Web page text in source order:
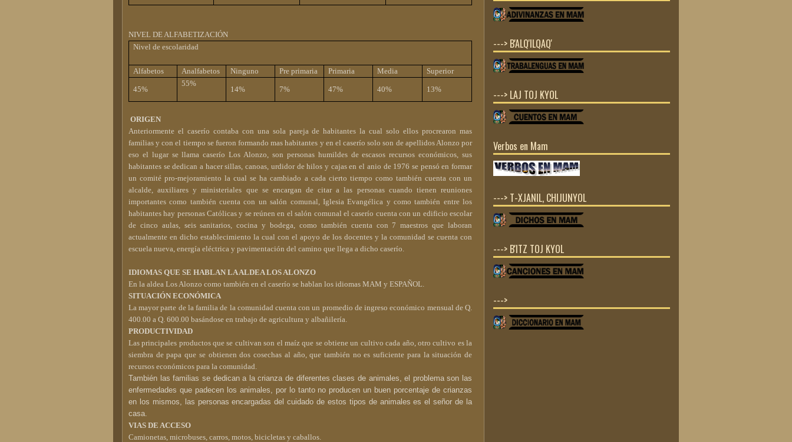
NIVEL DE ALFABETIZACIÓN
Nivel de escolaridad
Alfabetos Analfabetos Ninguno Pre primaria Primaria Media Superior
45%
55%
14% 7% 47% 40% 13%
ORIGEN
Anteriormente el caserío contaba con una sola pareja de habitantes la cual solo ellos procrearon mas
familias y con el tiempo se fueron formando mas habitantes y en el caserío solo son de apellidos Alonzo por
eso el lugar se llama caserío Los Alonzo, son personas humildes de escasos recursos económicos, sus
habitantes se dedican a hacer sillas, canoas, urdidor de hilos y cajas en el anio de 1976 se pensó en formar
un comité pro-mejoramiento la cual se ha cambiado a cada cierto tiempo como también cuenta con un
alcalde, auxiliares y ministeriales que se encargan de citar a las personas cuando tienen reuniones
importantes como también cuenta con un salón comunal, Iglesia Evangélica y como también entre los
habitantes hay personas Católicas y se reúnen en el salón comunal el caserío cuenta con un edificio escolar
de cinco aulas, seis sanitarios, cocina y bodega, como también cuenta con 7 maestros que laboran
actualmente en dicho establecimiento la cual con el apoyo de los docentes y la comunidad se cuenta con
escuela nueva, energía eléctrica y pavimentación del camino que llega a dicho caserío.
IDIOMAS QUE SE HABLAN LA ALDEA LOS ALONZO
En la aldea Los Alonzo como también en el caserío se hablan los idiomas MAM y ESPAÑOL.
SITUACIÓN ECONÓMICA
La mayor parte de la familia de la comunidad cuenta con un promedio de ingreso económico mensual de Q.
400.00 a Q. 600.00 basándose en trabajo de agricultura y albañilería.
PRODUCTIVIDAD
Las principales productos que se cultivan son el maíz que se obtiene un cultivo cada año, otro cultivo es la
siembra de papa que se obtienen dos cosechas al año, que también no es suficiente para la situación de
recursos económicos para la comunidad.
También las familias se dedican a la crianza de diferentes clases de animales, el problema son las
enfermedades que padecen los animales, por lo tanto no producen un buen porcentaje de crianzas
en los mismos, las personas encargadas del cuidado de estos tipos de animales es el señor de la
casa.
VIAS DE ACCESO
Camionetas, microbuses, carros, motos, bicicletas y caballos.
---> B'ALQ'ILQAQ'
---> LAJ TOJ KYOL
Verbos en Mam
---> T-XJANIL, CHIJUNYOL
---> B'ITZ TOJ KYOL
--->